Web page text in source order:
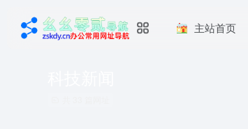
主站首页